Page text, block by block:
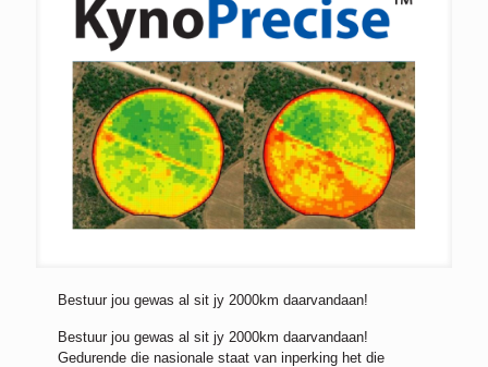
Bestuur jou gewas al sit jy 2000km daarvandaan!
Bestuur jou gewas al sit jy 2000km daarvandaan!
Gedurende die nasionale staat van inperking het die